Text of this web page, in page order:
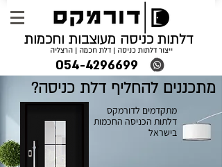
דלתות כניסה מעוצבות וחכמות
ייצור דלתות כניסה | דלת חכמה | הרצליה
054-4296699
מתכננים להחליף דלת כניסה?
מתקדמים לדורמקס
דלתות הכניסה החכמות
בישראל